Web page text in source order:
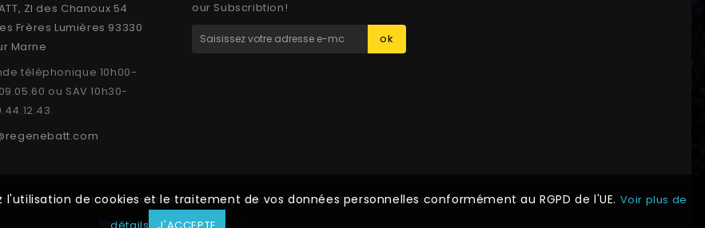
ZI des Chanoux 54
Frères Lumières 93330
Marne
téléphonique 10h00-
ou SAV 10h30-
our Subscribtion!
ok
légales Conditions d'utilisation A propos Paiement sécurisé Accès Magasin SAV
de cookies et le traitement de vos données personnelles conformément au RGPD de l'UE. Voir plus de